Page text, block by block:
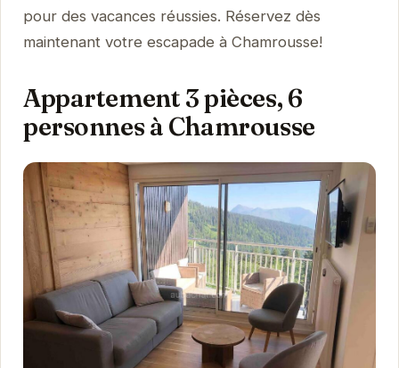
pour des vacances réussies. Réservez dès
maintenant votre escapade à Chamrousse!
Appartement 3 pièces, 6
personnes à Chamrousse